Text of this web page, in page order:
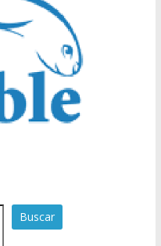
Buscar